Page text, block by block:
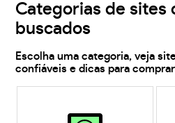
Categorias de sites
buscados
Escolha uma categoria, veja
confiáveis e dicas para